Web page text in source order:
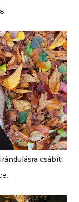
csábít!